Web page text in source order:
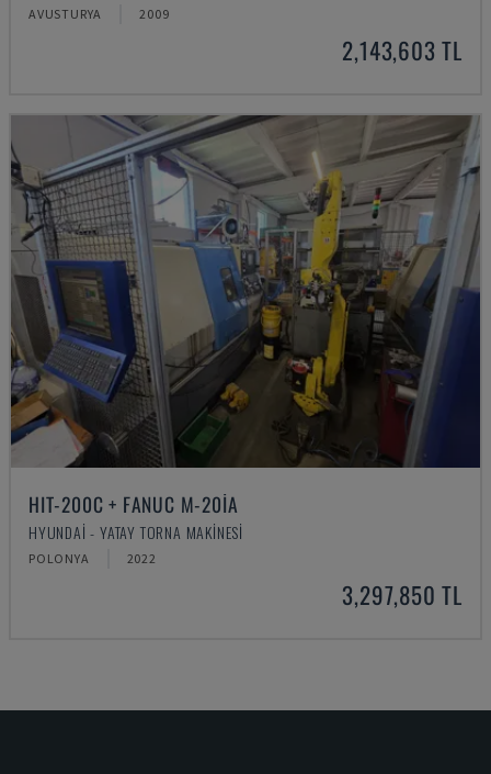
AVUSTURYA 2009
2,143,603 TL
HIT-200C + FANUC M-20IA
HYUNDAI - YATAY TORNA MAKINESI
POLONYA 2022
3,297,850 TL